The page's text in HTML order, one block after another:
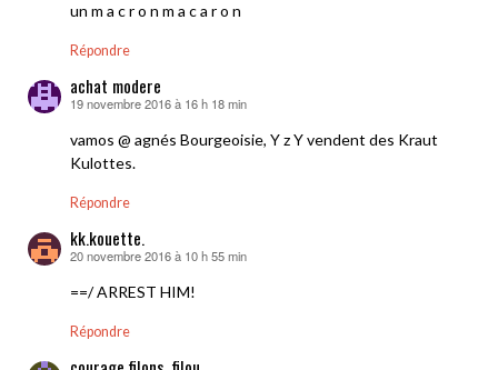
un m a c r o n m a c a r o n
Répondre
achat modere
dit :
19 novembre 2016 à 16 h 18 min
vamos @ agnés Bourgeoisie, Y z Y vendent des Kraut
Kulottes.
Répondre
kk.kouette.
dit :
20 novembre 2016 à 10 h 55 min
==/ ARREST HIM!
Répondre